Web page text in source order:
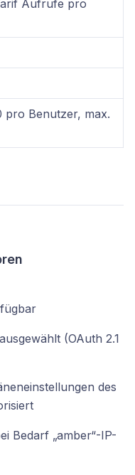
Aufrufe pro
pro Benutzer, max.
(OAuth 2.1
des
Bedarf „amber“-IP-